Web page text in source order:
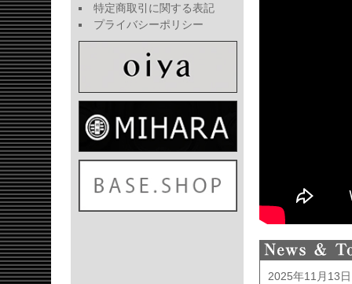
2025年11月13日
特定商取引に関する表記
プライバシーポリシー